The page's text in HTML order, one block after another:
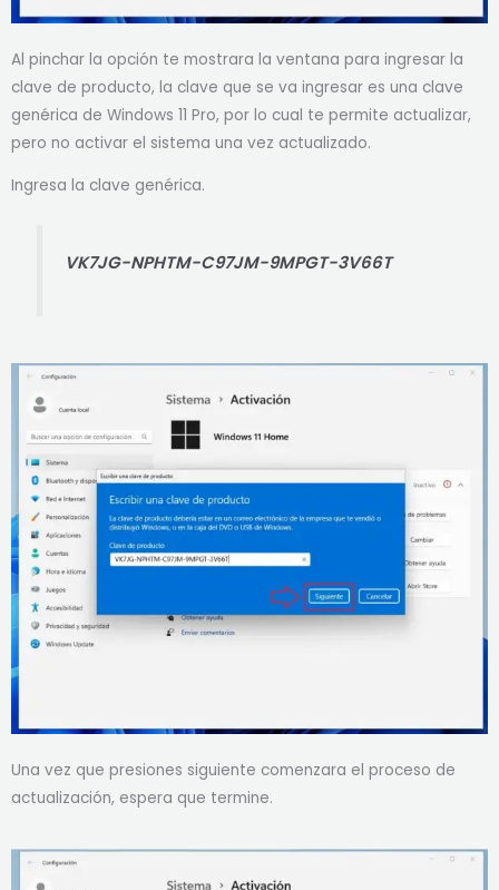
Al pinchar la opción te mostrara la ventana para ingresar la
clave de producto, la clave que se va ingresar es una clave
genérica de Windows 11 Pro, por lo cual te permite actualizar,
pero no activar el sistema una vez actualizado.
Ingresa la clave genérica.
VK7JG-NPHTM-C97JM-9MPGT-3V66T
Una vez que presiones siguiente comenzara el proceso de
actualización, espera que termine.